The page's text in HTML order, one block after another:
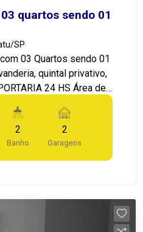
quartos sendo 01
SP
03 Quartos sendo 01
quintal privativo,
Poliesportiva, Salão
2
Banho
2
Garagens